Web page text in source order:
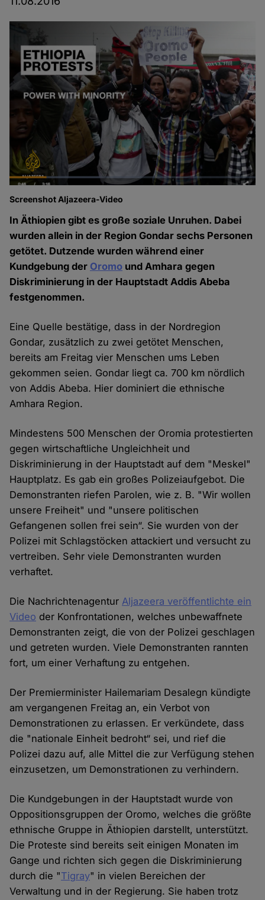
Screenshot Aljazeera-Video
In Äthiopien gibt es große soziale Unruhen. Dabei
wurden allein in der Region Gondar sechs Personen
getötet. Dutzende wurden während einer
Kundgebung der Oromo und Amhara gegen
Diskriminierung in der Hauptstadt Addis Abeba
festgenommen.
Eine Quelle bestätige, dass in der Nordregion
Gondar, zusätzlich zu zwei getötet Menschen,
bereits am Freitag vier Menschen ums Leben
gekommen seien. Gondar liegt ca. 700 km nördlich
von Addis Abeba. Hier dominiert die ethnische
Amhara Region.
Mindestens 500 Menschen der Oromia protestierten
gegen wirtschaftliche Ungleichheit und
Diskriminierung in der Hauptstadt auf dem "Meskel"
Hauptplatz. Es gab ein großes Polizeiaufgebot. Die
Demonstranten riefen Parolen, wie z. B. "Wir wollen
unsere Freiheit" und "unsere politischen
Gefangenen sollen frei sein“. Sie wurden von der
Polizei mit Schlagstöcken attackiert und versucht zu
vertreiben. Sehr viele Demonstranten wurden
verhaftet.
Die NachrichtenagenturAljazeera veröffentlichte ein
Video der Konfrontationen, welches unbewaffnete
Demonstranten zeigt, die von der Polizei geschlagen
und getreten wurden. Viele Demonstranten rannten
fort, um einer Verhaftung zu entgehen.
Der Premierminister Hailemariam Desalegn kündigte
am vergangenen Freitag an, ein Verbot von
Demonstrationen zu erlassen. Er verkündete, dass
die "nationale Einheit bedroht“ sei, und rief die
Polizei dazu auf, alle Mittel die zur Verfügung stehen
einzusetzen, um Demonstrationen zu verhindern.
Die Kundgebungen in der Hauptstadt wurde von
Oppositionsgruppen der Oromo, welches die größte
ethnische Gruppe in Äthiopien darstellt, unterstützt.
Die Proteste sind bereits seit einigen Monaten im
Gange und richten sich gegen die Diskriminierung
durch die "Tigray" in vielen Bereichen der
Verwaltung und in der Regierung. Sie haben trotz